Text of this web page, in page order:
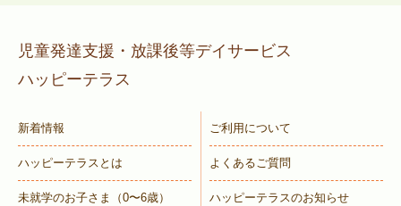
児童発達支援・放課後等デイサービス
ハッピーテラス
新着情報
ハッピーテラスとは
未就学のお子さま （0〜6歳）
ご利用について
よくあるご質問
ハッピーテラスのお知らせ